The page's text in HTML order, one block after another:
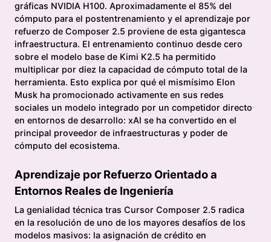
gráficas NVIDIA H100. Aproximadamente el 85% del
cómputo para el postentrenamiento y el aprendizaje por
refuerzo de Composer 2.5 proviene de esta gigantesca
infraestructura. El entrenamiento continuo desde cero
sobre el modelo base de Kimi K2.5 ha permitido
multiplicar por diez la capacidad de cómputo total de la
herramienta. Esto explica por qué el mismísimo Elon
Musk ha promocionado activamente en sus redes
sociales un modelo integrado por un competidor directo
en entornos de desarrollo: xAI se ha convertido en el
principal proveedor de infraestructuras y poder de
cómputo del ecosistema.
Aprendizaje por Refuerzo Orientado a
Entornos Reales de Ingeniería
La genialidad técnica tras Cursor Composer 2.5 radica
en la resolución de uno de los mayores desafíos de los
modelos masivos: la asignación de crédito en